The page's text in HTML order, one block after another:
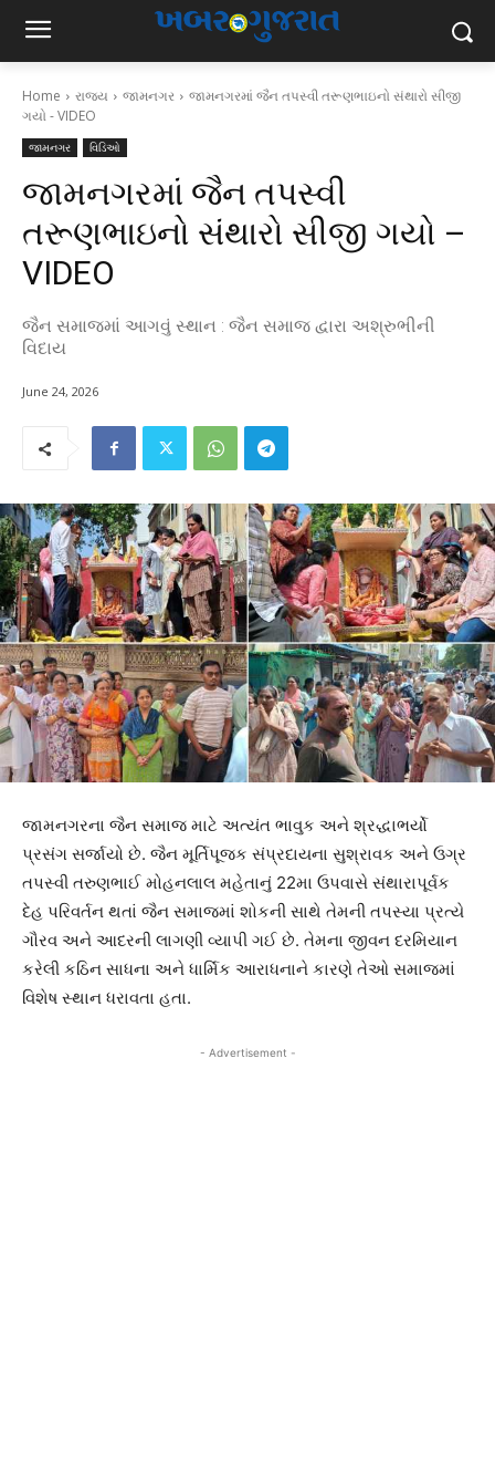
Home રાજ્ય જામનગર
જામનગરમાં જૈન તપસ્વી તરૂણભાઇનો સંથારો સીજી
ગયો - VIDEO
જામનગર વિડિઓ
જામનગરમાં જૈન તપસ્વી
તરૂણભાઇનો સંથારો સીજી ગયો –
VIDEO
જૈન સમાજમાં આગવું સ્થાન : જૈન સમાજ દ્વારા અશ્રુભીની
વિદાય
June 24, 2026
જામનગરના જૈન સમાજ માટે અત્યંત ભાવુક અને શ્રદ્ધાભર્યો
પ્રસંગ સર્જાયો છે. જૈન મૂર્તિપૂજક સંપ્રદાયના સુશ્રાવક અને ઉગ્ર
તપસ્વી તરુણભાઈ મોહનલાલ મહેતાનું 22મા ઉપવાસે સંથારાપૂર્વક
દેહ પરિવર્તન થતાં જૈન સમાજમાં શોકની સાથે તેમની તપસ્યા પ્રત્યે
ગૌરવ અને આદરની લાગણી વ્યાપી ગઈ છે. તેમના જીવન દરમિયાન
કરેલી કઠિન સાધના અને ધાર્મિક આરાધનાને કારણે તેઓ સમાજમાં
વિશેષ સ્થાન ધરાવતા હતા.
- Advertisement -